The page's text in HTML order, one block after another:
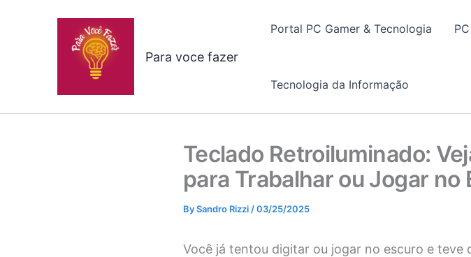
Para voce fazer
Portal PC Gamer & Tecnologia
Tecnologia da Informação
Teclado Retroiluminado:
para Trabalhar ou Jogar no
BySandro Rizzi /03/25/2025
Você já tentou digitar ou jogar no escuro e teve